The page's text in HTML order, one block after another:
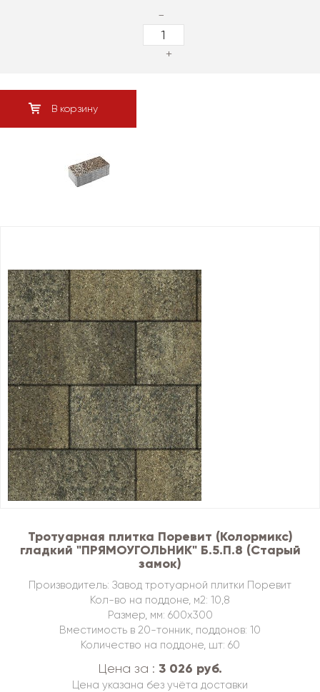
-
+
В корзину
Тротуарная плитка Поревит (Колормикс)
гладкий "ПРЯМОУГОЛЬНИК" Б.5.П.8 (Старый
замок)
Производитель: Завод тротуарной плитки Поревит
Кол-во на поддоне, м2: 10,8
Размер, мм: 600х300
Вместимость в 20-тонник, поддонов: 10
Количество на поддоне, шт: 60
Цена за : 3 026 руб.
Цена указана без учёта доставки